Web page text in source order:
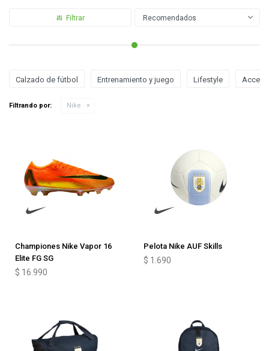
Recomendados
Calzado de fútbol Entrenamiento y juego Lifestyle
Filtrando por: Nike
Championes Nike Vapor 16
Elite FG SG
$ 16.990
Pelota Nike AUF Skills
$ 1.690